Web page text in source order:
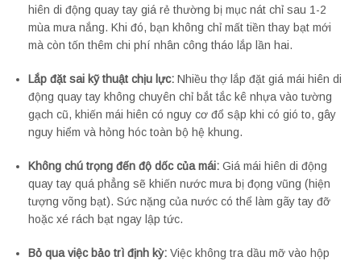
hiên di động quay tay giá rẻ thường bị mục nát chỉ sau 1-2
mùa mưa nắng. Khi đó, bạn không chỉ mất tiền thay bạt mới
mà còn tốn thêm chi phí nhân công tháo lắp lần hai.
Lắp đặt sai kỹ thuật chịu lực: Nhiều thợ lắp đặt giá mái hiên di
động quay tay không chuyên chỉ bắt tắc kê nhựa vào tường
gạch cũ, khiến mái hiên có nguy cơ đổ sập khi có gió to, gây
nguy hiểm và hỏng hóc toàn bộ hệ khung.
Không chú trọng đến độ dốc của mái: Giá mái hiên di động
quay tay quá phẳng sẽ khiến nước mưa bị đọng vũng (hiện
tượng võng bạt). Sức nặng của nước có thể làm gãy tay đỡ
hoặc xé rách bạt ngay lập tức.
Bỏ qua việc bảo trì định kỳ: Việc không tra dầu mỡ vào hộp